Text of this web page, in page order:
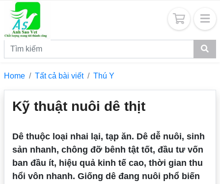
Home Tất cả bài viết Thú Y
Kỹ thuật nuôi dê thịt
Dê thuộc loại nhai lại, tạp ăn. Dê dễ nuôi, sinh
sản nhanh, chông đỡ bênh tật tốt, đầu tư vốn
ban đầu ít, hiệu quả kinh tế cao, thời gian thu
hổi vôn nhanh. Giống dê đang nuôi phổ biến